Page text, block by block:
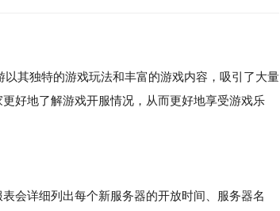
其独特的游戏玩法和丰富的游戏内容，吸引了大量
好地了解游戏开服情况，从而更好地享受游戏乐
会详细列出每个新服务器的开放时间、服务器名